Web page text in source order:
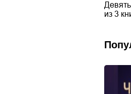
из 3